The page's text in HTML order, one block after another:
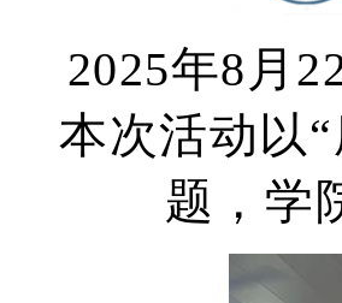
2025年8月
本次活动以
题，学